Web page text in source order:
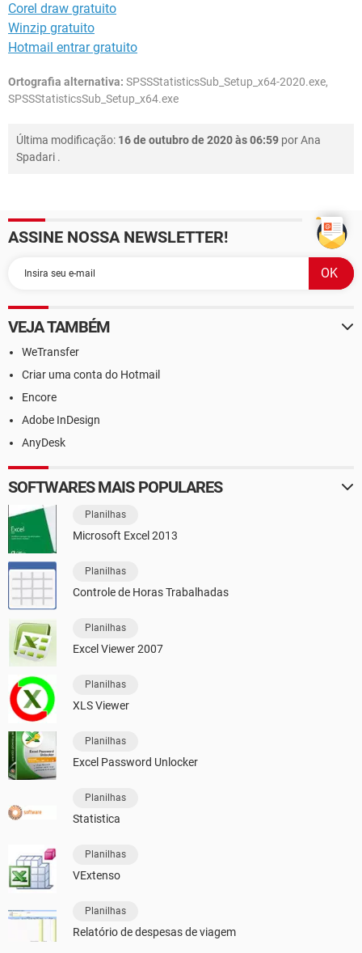
Corel draw gratuito
Winzip gratuito
Hotmail entrar gratuito
Ortografia alternativa: SPSSStatisticsSub_Setup_x64-2020.exe,
SPSSStatisticsSub_Setup_x64.exe
Última modificação: 16 de outubro de 2020 às 06:59 porAna
Spadari .
ASSINE NOSSA NEWSLETTER!
VEJA TAMBÉM
WeTransfer
Criar uma conta do Hotmail
Encore
Adobe InDesign
AnyDesk
SOFTWARES MAIS POPULARES
Planilhas
Microsoft Excel 2013
Planilhas
Controle de Horas Trabalhadas
Planilhas
Excel Viewer 2007
Planilhas
XLS Viewer
Planilhas
Excel Password Unlocker
Planilhas
Statistica
Planilhas
VExtenso
Planilhas
Relatório de despesas de viagem